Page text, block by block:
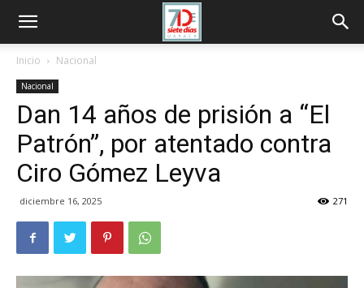
Inicio Nacional
Nacional
Dan 14 años de prisión a “El
Patrón”, por atentado contra
Ciro Gómez Leyva
diciembre 16, 2025 271